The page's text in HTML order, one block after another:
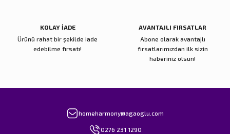
KOLAY İADE
Ürünü rahat bir şekilde iade
edebilme fırsatı!
AVANTAJLI FIRSATLAR
Abone olarak avantajlı
fırsatlarımızdan ilk sizin
haberiniz olsun!
homeharmony@agaoglu.com
0276 231 1290